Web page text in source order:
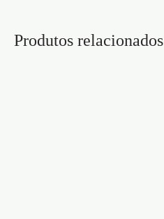
Produtos relacionados